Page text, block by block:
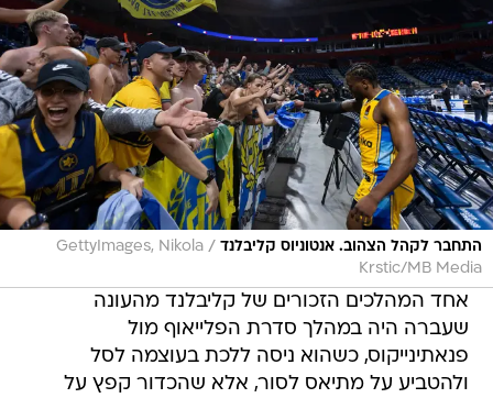
התחבר לקהל הצהוב. אנטוניוס קליבלנד /
GettyImages, Nikola
Krstic/MB Media
אחד המהלכים הזכורים של קליבלנד מהעונה
שעברה היה במהלך סדרת הפלייאוף מול
פנאתינייקוס, כשהוא ניסה ללכת בעוצמה לסל
ולהטביע על מתיאס לסור, אלא שהכדור קפץ על